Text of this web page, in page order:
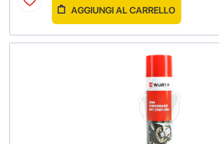
AGGIUNGI AL CARRELLO